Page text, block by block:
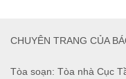
Tòa soạn: Tòa nhà Cục
CHUYÊN TRANG CỦA